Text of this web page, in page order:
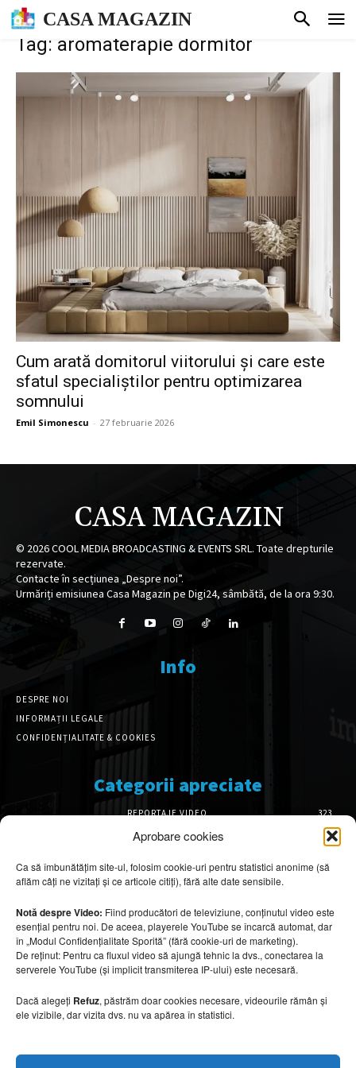
Aprobare cookies
Ca să îmbunătățim site-ul, folosim cookie-uri pentru statistici anonime (să
aflăm câți ne vizitați și ce articole citiți), fără alte date sensibile.
Notă despre Video: Fiind producători de televiziune, conținutul video este
esențial pentru noi. De aceea, playerele YouTube se încarcă automat, dar
în „Modul Confidențialitate Sporită” (fără cookie-uri de marketing).
De reținut: Pentru ca fluxul video să ajungă tehnic la dvs., conectarea la
serverele YouTube (și implicit transmiterea IP-ului) este necesară.
Dacă alegeți Refuz, păstrăm doar cookies necesare, videourile rămân și
ele vizibile, dar vizita dvs. nu va apărea în statistici.
CASA MAGAZIN
Tag: aromaterapie dormitor
Cum arată domitorul viitorului și care este
sfatul specialiștilor pentru optimizarea
somnului
Emil Simonescu - 27 februarie 2026
CASA MAGAZIN
© 2026COOL MEDIA BROADCASTING & EVENTS SRL. Toate drepturile
rezervate.
Contacte în secțiunea „Despre noi”.
Urmăriți emisiunea Casa Magazin pe Digi24, sâmbătă, de la ora 9:30.
Info
DESPRE NOI
INFORMAȚII LEGALE
CONFIDENȚIALITATE & COOKIES
Categorii apreciate
REPORTAJE VIDEO
323
AMENAJĂRI INTERIOARE
126
DESIGN INTERIOR
64
ARHITECTURĂ & DESIGN
OPINII & ANALIZE
43
Articole recomandate
Secretele construirii bungalourilor
6 august 2026
Cum amenajezi curtea pentru seri de vară